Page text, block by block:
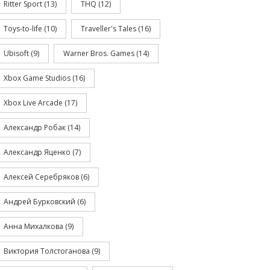
Ritter Sport (13) THQ (12)
Toys-to-life (10) Traveller's Tales (16)
Ubisoft (9) Warner Bros. Games (14)
Xbox Game Studios (16)
Xbox Live Arcade (17)
Александр Робак (14)
Александр Яценко (7)
Алексей Серебряков (6)
Андрей Бурковский (6)
Анна Михалкова (9)
Виктория Толстоганова (9)